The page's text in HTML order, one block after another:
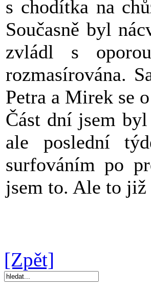
s chodítka na
Současně byl
zvládl s
rozmasírována.
Petra a Mirek se
Část dní jsem
ale poslední
surfováním po
jsem to. Ale to již
[Zpět]